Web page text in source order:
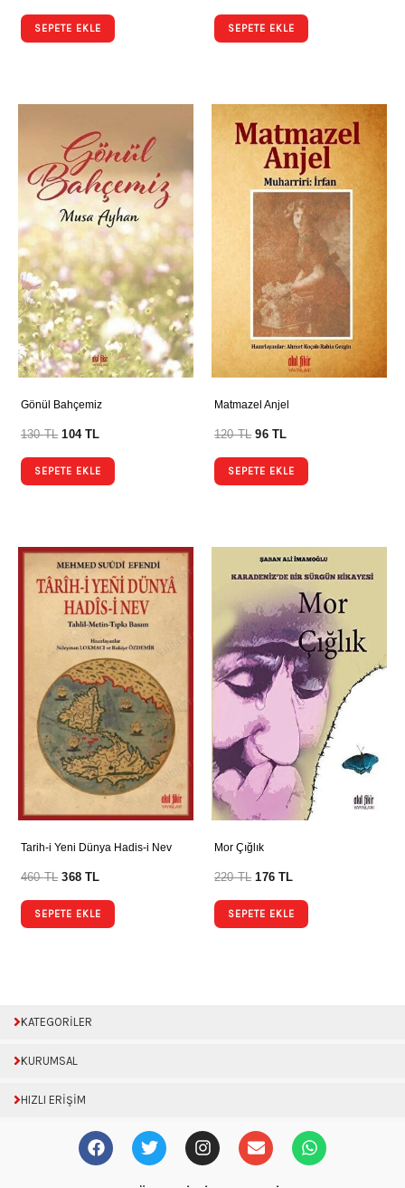
SEPETE EKLE SEPETE EKLE
Gönül Bahçemiz
130TL 104TL
SEPETE EKLE
Matmazel Anjel
120TL 96TL
SEPETE EKLE
Tarih-i Yeni Dünya Hadis-i Nev
460TL 368TL
SEPETE EKLE
Mor Çığlık
220TL 176TL
SEPETE EKLE
KATEGORİLER
KURUMSAL
HIZLI ERİŞİM
F
a
T
w
I
n
E
n
W
h